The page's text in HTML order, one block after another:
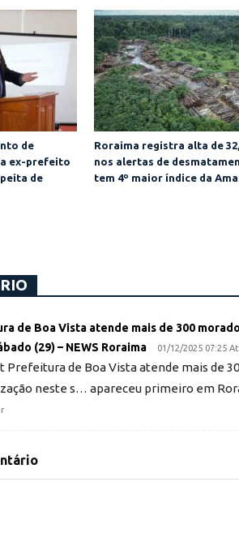
de
ex-prefeito
de
Roraima registra alta de
nos alertas de
tem 4º maior índice da
de Boa Vista atende mais de 300
(29) – NEWS Roraima
01/12/2025 07:25
Prefeitura de Boa Vista atende mais de
neste s… apareceu primeiro em